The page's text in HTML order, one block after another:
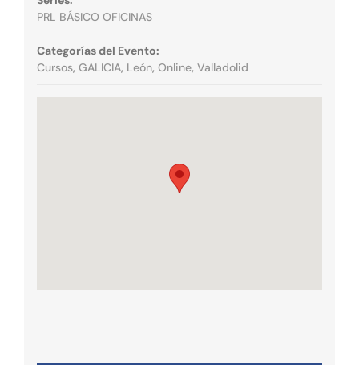
PRL BÁSICO OFICINAS
Categorías del Evento:
Cursos, GALICIA, León, Online, Valladolid